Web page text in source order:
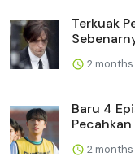
Terkuak
2 months
Baru 4
Pecahkan
2 months